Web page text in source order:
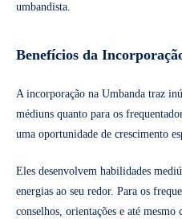
umbandista.
Benefícios da
A incorporação na Umbanda traz
médiuns quanto para os
uma oportunidade de crescimento
Eles desenvolvem habilidades
energias ao seu redor. Para os
conselhos, orientações e até